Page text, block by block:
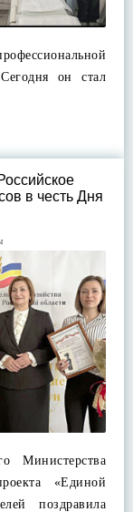
он стал
в честь Дня
Министерства
«Единой
поздравила